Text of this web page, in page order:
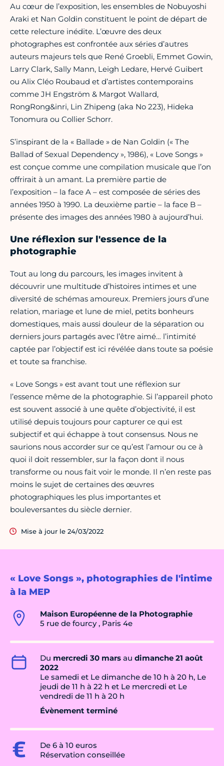
« Love Songs », photographies de l'intime
à la MEP
Maison Européenne de la Photographie
5 rue de fourcy , Paris 4e
Du mercredi 30 mars au dimanche 21 août
2022
Le samedi et Le dimanche de 10 h à 20 h, Le
jeudi de 11 h à 22 h et Le mercredi et Le
vendredi de 11 h à 20 h
Évènement terminé
De 6 à 10 euros
Réservation conseillée
Au cœur de l’exposition, les ensembles de Nobuyoshi
Araki et Nan Goldin constituent le point de départ de
cette relecture inédite. L’œuvre des deux
photographes est confrontée aux séries d’autres
auteurs majeurs tels que René Groebli, Emmet Gowin,
Larry Clark, Sally Mann, Leigh Ledare, Hervé Guibert
ou Alix Cléo Roubaud et d’artistes contemporains
comme JH Engström & Margot Wallard,
RongRong&inri, Lin Zhipeng (aka No 223), Hideka
Tonomura ou Collier Schorr.
S’inspirant de la « Ballade » de Nan Goldin (« The
Ballad of Sexual Dependency », 1986), « Love Songs »
est conçue comme une compilation musicale que l’on
offrirait à un amant. La première partie de
l’exposition – la face A – est composée de séries des
années 1950 à 1990. La deuxième partie – la face B –
présente des images des années 1980 à aujourd’hui.
Une réflexion sur l'essence de la
photographie
Tout au long du parcours, les images invitent à
découvrir une multitude d’histoires intimes et une
diversité de schémas amoureux. Premiers jours d’une
relation, mariage et lune de miel, petits bonheurs
domestiques, mais aussi douleur de la séparation ou
derniers jours partagés avec l’être aimé… l’intimité
captée par l’objectif est ici révélée dans toute sa poésie
et toute sa franchise.
« Love Songs » est avant tout une réflexion sur
l’essence même de la photographie. Si l’appareil photo
est souvent associé à une quête d’objectivité, il est
utilisé depuis toujours pour capturer ce qui est
subjectif et qui échappe à tout consensus. Nous ne
saurions nous accorder sur ce qu’est l’amour ou ce à
quoi il doit ressembler, sur la façon dont il nous
transforme ou nous fait voir le monde. Il n’en reste pas
moins le sujet de certaines des œuvres
photographiques les plus importantes et
bouleversantes du siècle dernier.
Mise à jour le 24/03/2022